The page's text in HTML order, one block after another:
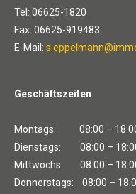
Tel: 06625-1820
Fax: 06625-919483
E-Mail:
Geschäftszeiten
Montags: 08:00 –
Dienstags: 08:00 –
Mittwochs 08:00 –
Donnerstags: 08:00 –